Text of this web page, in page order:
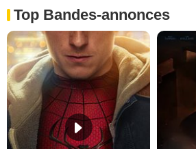
Top Bandes-annonces